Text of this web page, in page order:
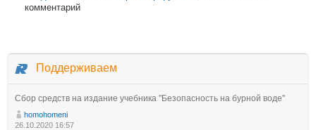
комментарий
Поддерживаем
Сбор средств на издание учебника "Безопасность на бурной воде"
homohomeni
26.10.2020 16:57